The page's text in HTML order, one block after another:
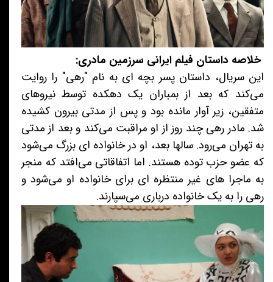
خلاصه داستان فیلم ایرانی سرزمین مادری:
این سریال، داستان پسر بچه ای به نام "رهی" را روایت
می‌کند که بعد از بمباران یک دهکده توسط نیروهای
متفقین، زیر آوار مانده بود و پس از مدتی بیرون کشیده
شد. مادر رهی چند روز از او مراقبت می‌کند و بعد از مدتی
به تهران می‌رود. سالها بعد، او در خانواده ای بزرگ می‌شود
که عضو حزب توده هستند. اما اتفاقاتی می‌افتد که منجر
به ماجرا های غیر منتظره ای برای خانواده او می‌شود و
رهی را به یک خانواده درباری می‌سپارند.